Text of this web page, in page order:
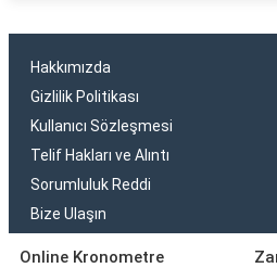
Hakkımızda
Gizlilik Politikası
Kullanıcı Sözleşmesi
Telif Hakları ve Alıntı
Sorumluluk Reddi
Bize Ulaşın
Online Kronometre